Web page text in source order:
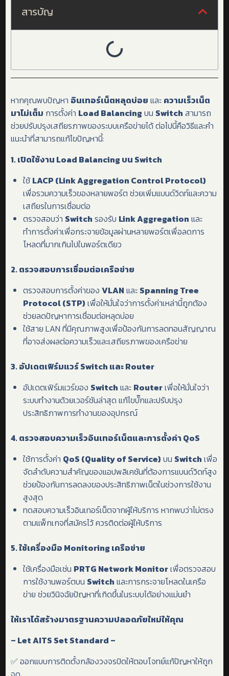
สารบัญ
หากคุณพบปัญหา อินเทอร์เน็ตหลุดบ่อย และ ความเร็วเน็ต
มาไม่เต็ม การตั้งค่า Load Balancing บน Switch สามารถ
ช่วยปรับปรุงเสถียรภาพของระบบเครือข่ายได้ ต่อไปนี้คือวิธีและคำ
แนะนำที่สามารถแก้ไขปัญหานี้:
1.เปิดใช้งาน Load Balancing บน Switch
ใช้LACP (Link Aggregation Control Protocol)
เพื่อรวมความเร็วของหลายพอร์ต ช่วยเพิ่มแบนด์วิดท์และความ
เสถียรในการเชื่อมต่อ
ตรวจสอบว่า Switch รองรับ Link Aggregation และ
ทำการตั้งค่าเพื่อกระจายข้อมูลผ่านหลายพอร์ตเพื่อลดการ
โหลดที่มากเกินไปในพอร์ตเดียว
2.ตรวจสอบการเชื่อมต่อเครือข่าย
ตรวจสอบการตั้งค่าของVLAN และ Spanning Tree
Protocol (STP) เพื่อให้มั่นใจว่าการตั้งค่าเหล่านี้ถูกต้อง
ช่วยลดปัญหาการเชื่อมต่อหลุดบ่อย
ใช้สาย LAN ที่มีคุณภาพสูงเพื่อป้องกันการลดทอนสัญญาณ
ที่อาจส่งผลต่อความเร็วและเสถียรภาพของเครือข่าย
3.อัปเดตเฟิร์มแวร์Switch และRouter
อัปเดตเฟิร์มแวร์ของ Switch และ Routerเพื่อให้มั่นใจว่า
ระบบทำงานด้วยเวอร์ชันล่าสุด แก้ไขบั๊กและปรับปรุง
ประสิทธิภาพการทำงานของอุปกรณ์
4.ตรวจสอบความเร็วอินเทอร์เน็ตและการตั้งค่า QoS
ใช้การตั้งค่า QoS (Quality of Service) บน Switch เพื่อ
จัดลำดับความสำคัญของแอปพลิเคชันที่ต้องการแบนด์วิดท์สูง
ช่วยป้องกันการลดลงของประสิทธิภาพเน็ตในช่วงการใช้งาน
สูงสุด
ทดสอบความเร็วอินเทอร์เน็ตจากผู้ให้บริการ หากพบว่าไม่ตรง
ตามแพ็กเกจที่สมัครไว้ ควรติดต่อผู้ให้บริการ
5.ใช้เครื่องมือ Monitoring เครือข่าย
ใช้เครื่องมือเช่น PRTG Network Monitorเพื่อตรวจสอบ
การใช้งานพอร์ตบน Switch และการกระจายโหลดในเครือ
ข่าย ช่วยวินิจฉัยปัญหาที่เกิดขึ้นในระบบได้อย่างแม่นยำ
ให้เราได้สร้างมาตรฐานความปลอดภัยใหม่ให้คุณ
– Let AITS Set Standard –
✅ ออกแบบการติดตั้งกล้องวงจรปิดให้ตอบโจทย์แก้ปัญหาให้ถูก